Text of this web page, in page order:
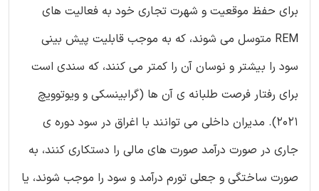
برای حفظ موقعیت و شهرت تجاری خود به فعالیت های
REM متوسل می شوند، که به موجب قابلیت پیش بینی
سود را بیشتر و نوسان آن را کمتر می کنند، که سندی است
برای رفتار فرصت طلبانه ی آن ها (گرابینسکی و ویوتوویچ
2021). مدیران داخلی می توانند با اغراق در سود دوره ی
جاری در صورت درآمد صورت های مالی را دستکاری کنند، به
صورت ساختگی و جعلی تورم درآمد و سود را موجب شوند، یا